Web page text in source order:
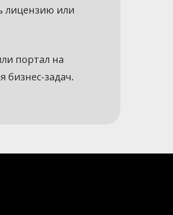
лицензию или
портал на
задач.